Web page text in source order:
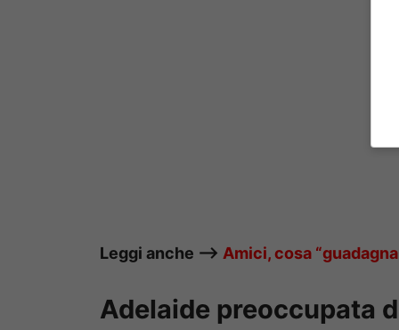
Leggi anche —-> Amici, cosa
Adelaide preoccupata